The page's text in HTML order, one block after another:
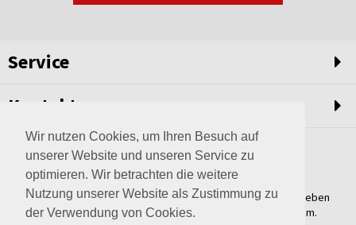
Wir nutzen Cookies, um Ihren Besuch auf
unserer Website und unseren Service zu
optimieren. Wir betrachten die weitere
Nutzung unserer Website als Zustimmung zu
der Verwendung von Cookies.
Service
Kontakt
Weltweit setzen wir unsere Erfahrungswerte und unser Streben
nach innovativen Lösungen in unvergleichliche Anlagen um.